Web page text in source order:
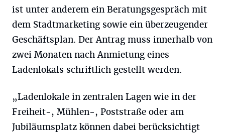
ist unter anderem ein Beratungsgespräch mit
dem Stadtmarketing sowie ein überzeugender
Geschäftsplan. Der Antrag muss innerhalb von
zwei Monaten nach Anmietung eines
Ladenlokals schriftlich gestellt werden.
„Ladenlokale in zentralen Lagen wie in der
Freiheit-, Mühlen-, Poststraße oder am
Jubiläumsplatz können dabei berücksichtigt